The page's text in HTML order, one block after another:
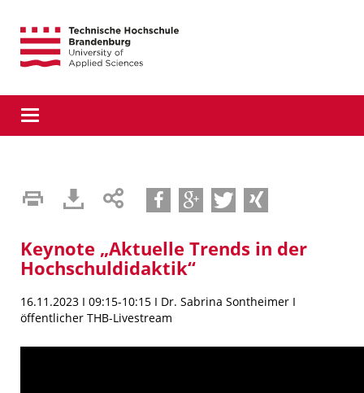
zur
Hauptnavigation
zum
Inhalt
zur
Suche
Toggle
Keynote „Aktuelle Trends in der
Hochschuldidaktik“
16.11.2023 I 09:15-10:15 I Dr. Sabrina Sontheimer I
öffentlicher THB-Livestream